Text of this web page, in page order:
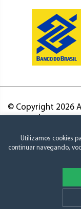
© Copyright 2026
Política
Utilizamos cookies
continuar navegando,